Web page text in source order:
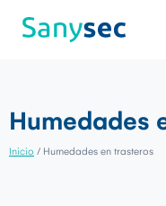
Humedades
Inicio / Humedades en trasteros